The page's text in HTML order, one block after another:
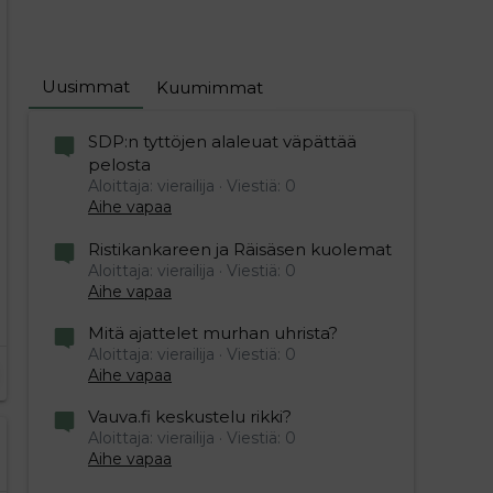
Uusimmat Kuumimmat
SDP:n tyttöjen alaleuat väpättää
pelosta
Aloittaja: vierailija
Viestiä: 0
Aihe vapaa
Ristikankareen ja Räisäsen kuolemat
Aloittaja: vierailija
Viestiä: 0
Aihe vapaa
Mitä ajattelet murhan uhrista?
Aloittaja: vierailija
Viestiä: 0
Aihe vapaa
Vauva.fi keskustelu rikki?
Aloittaja: vierailija
Viestiä: 0
Aihe vapaa